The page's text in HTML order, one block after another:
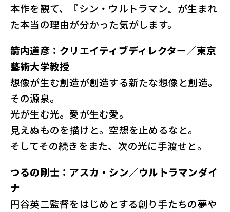
本作を観て、『シン・ウルトラマン』が生まれ
た本当の理由が分かった気がします。
箭内道彦：クリエイティブディレクター／東京
藝術大学教授
想像が生む創造が創造する新たな想像と創造。
その源泉。
光が生む光。愛が生む愛。
見えぬものを描けと。空想を止めるなと。
そしてその続きをまた、次の光に手渡せと。
つるの剛士：アスカ・シン／ウルトラマンダイ
ナ
円谷英二監督をはじめとする創り手たちの夢や